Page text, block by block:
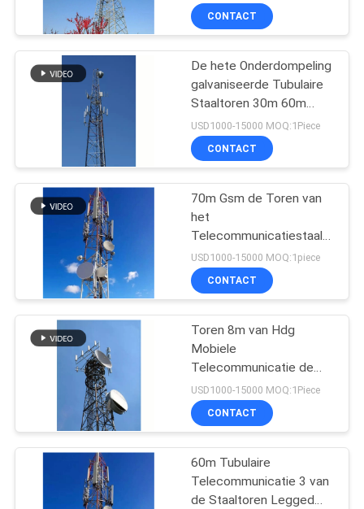
CONTACTEER
ONS
VERZOEK
OM
EEN
SITEMAP
PRIVACY
POLICY
Monopole
Staaltoren
56
De Toren van de
Guyeddraad
70
3 Legged Toren
22
Status
CONTACT
De hete Onderdompeling
galvaniseerde Tubulaire
Staaltoren 30m 60m
Gsm Communicatie
Telecommunicatie
USD1000-15000 MOQ:1Piece
CONTACT
70m Gsm de Toren van
het
Telecommunicatiestaal
galvaniseerde Bar 3
Legged Hoekstructuur
USD1000-15000 MOQ:1piece
CONTACT
Toren 8m van Hdg
Mobiele
Telecommunicatie de
Hoekstaal van 10m 15m
20m 30m 40m 50m
USD1000-15000 MOQ:1Piece
CONTACT
60m Tubulaire
Telecommunicatie 3 van
de Staaltoren Legged